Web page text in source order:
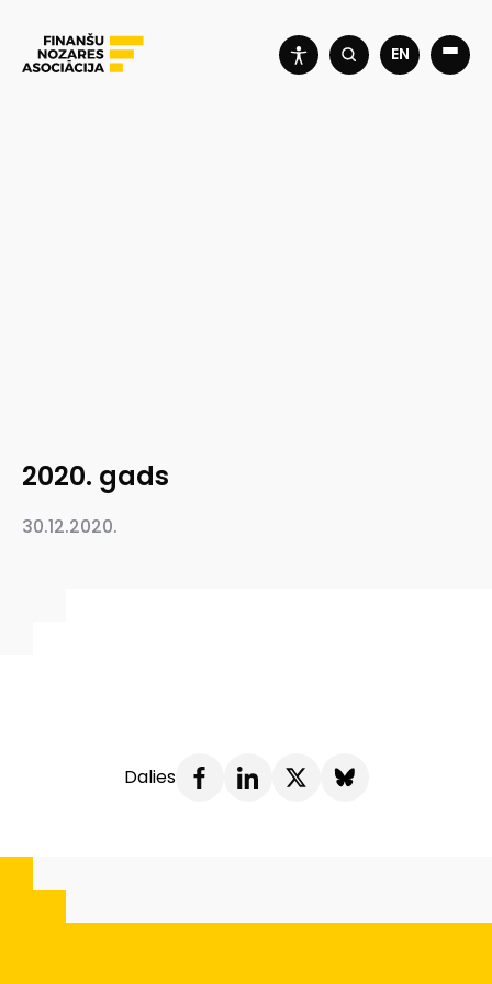
EN
2020. gads
30.12.2020.
Dalies